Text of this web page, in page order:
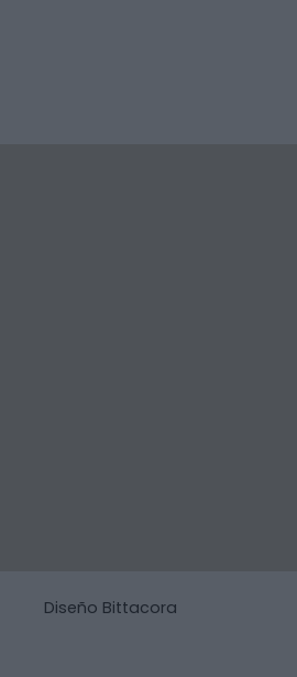
Diseño Bittacora